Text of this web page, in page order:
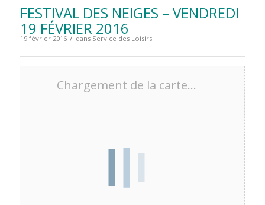
FESTIVAL DES NEIGES – VENDREDI
19 FÉVRIER 2016
19 février 2016 / dans Service des Loisirs
Chargement de la carte…